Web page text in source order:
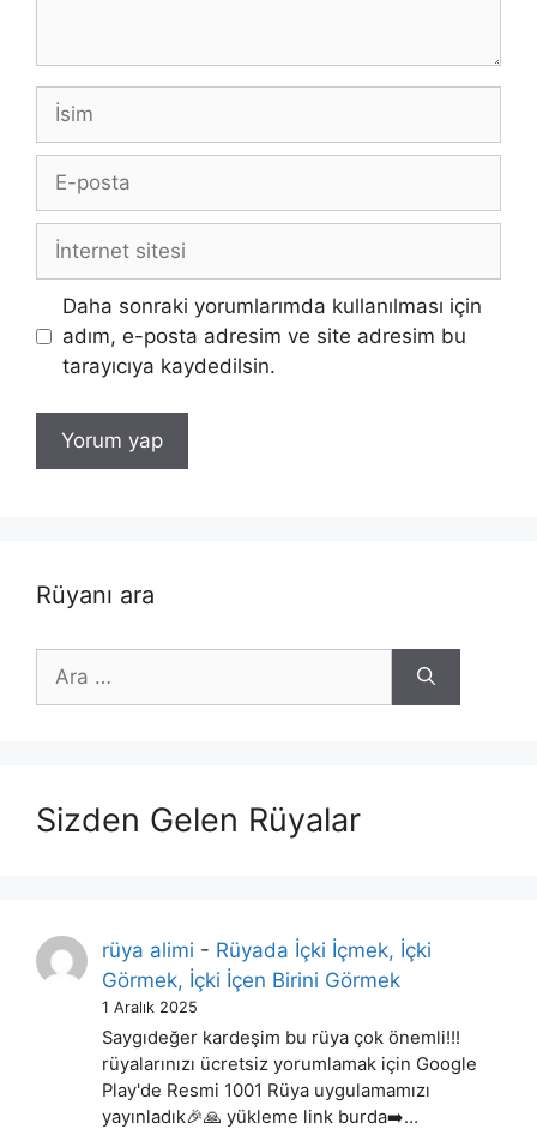
İsim
posta
İnternet
Daha sonraki yorumlarımda kullanılması için
adım, e-posta adresim ve site adresim bu
tarayıcıya kaydedilsin.
Rüyanı ara
ara
Sizden Gelen Rüyalar
rüya alimi - Rüyada İçki İçmek, İçki
Görmek, İçki İçen Birini Görmek
1 Aralık 2025
Saygıdeğer kardeşim bu rüya çok önemli!!!
rüyalarınızı ücretsiz yorumlamak için Google
Play'de Resmi 1001 Rüya uygulamamızı
yayınladık🎉🙏 yükleme link burda➡️…